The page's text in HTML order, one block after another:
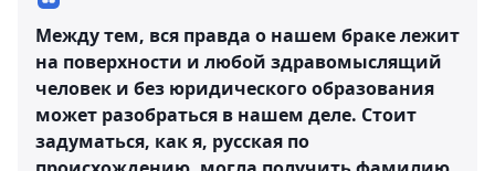
Между тем, вся правда о нашем браке лежит
на поверхности и любой здравомыслящий
человек и без юридического образования
может разобраться в нашем деле. Стоит
задуматься, как я, русская по